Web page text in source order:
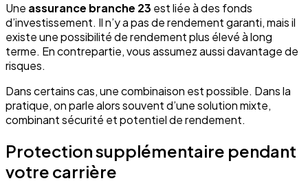
Une assurance branche 23 est liée à des fonds
d’investissement. Il n’y a pas de rendement garanti, mais il
existe une possibilité de rendement plus élevé à long
terme. En contrepartie, vous assumez aussi davantage de
risques.
Dans certains cas, une combinaison est possible. Dans la
pratique, on parle alors souvent d’une solution mixte,
combinant sécurité et potentiel de rendement.
Protection supplémentaire pendant
votre carrière